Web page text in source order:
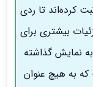
کرده‌اند تا ردی
بیشتری برای
نمایش گذاشته
به هیچ عنوان